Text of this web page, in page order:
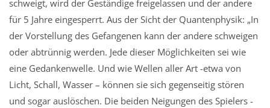
schweigt, wird der Geständige freigelassen und der andere
für 5 Jahre eingesperrt. Aus der Sicht der Quantenphysik: „In
der Vorstellung des Gefangenen kann der andere schweigen
oder abtrünnig werden. Jede dieser Möglichkeiten sei wie
eine Gedankenwelle. Und wie Wellen aller Art -etwa von
Licht, Schall, Wasser – können sie sich gegenseitig stören
und sogar auslöschen. Die beiden Neigungen des Spielers -